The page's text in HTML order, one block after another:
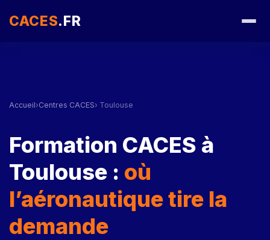
CACES.FR
Accueil›Centres CACES› Toulouse
Formation CACES à
Toulouse : où
l’aéronautique tire la
demande